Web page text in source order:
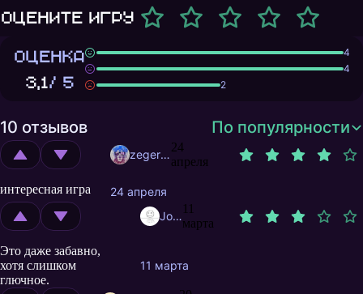
Оцените игру
ОЦЕНКА
3,1/ 5
4
4
2
10 отзывов По популярности
zegerved
24
апреля
интересная игра
24 апреля
JohnDoe665
11
марта
Это даже забавно,
хотя слишком
глючное.
11 марта